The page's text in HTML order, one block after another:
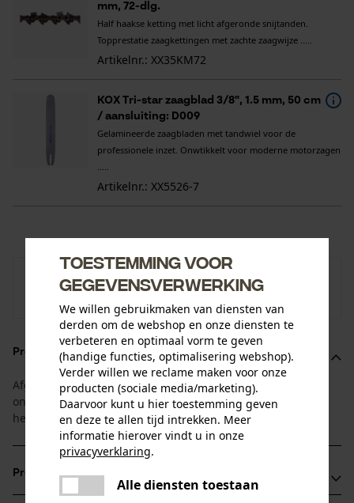
mm, 72-dlg.
Half haakse ketting met licht afgeronde snijtanden.
Topprestatie zaagkettingen met zachte zaagwijze .....
Artikelnr.: XX35KM72
KOX Tri-star zaagblad 3/8", 1.5 mm, 50 cm
/ aansluiting: D009
Gelamineerde zaagbladen met tandwiel voor de
professionele inzet. Onwtikkelt voor moderne motorzagen
.....
Artikelnr.: XX5526-7
KOX
Naar de merkenshop van KOX
Productomschrijving
Afgestemd op de standtijd van zaagblad en zaagketting: U
ontvangt 1 zaagblad met 4 bijpassende zaagkettingen. Zo
heeft u altijd een vervangende ketting bij de hand.
Productvoordelen
Toestemming voor
gegevensverwerking
We willen gebruikmaken van diensten van
derden om de webshop en onze diensten te
verbeteren en optimaal vorm te geven
(handige functies, optimalisering webshop).
Verder willen we reclame maken voor onze
producten (sociale media/marketing).
Daarvoor kunt u hier toestemming geven
en deze te allen tijd intrekken. Meer
informatie hierover vindt u in onze
privacyverklaring.
Alle diensten toestaan
Er is een fout opgetreden. Gelieve
delen